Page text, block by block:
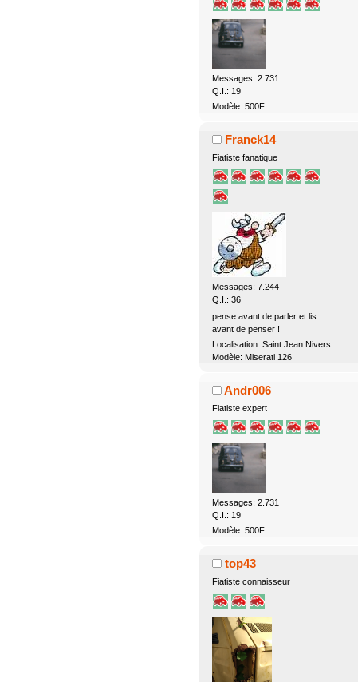
Messages: 2.731
Q.I.: 19
Modèle: 500F
Franck14
Fiatiste fanatique
Messages: 7.244
Q.I.: 36
pense avant de parler et lis
avant de penser !
Localisation: Saint Jean Nivers
Modèle: Miserati 126
Andr006
Fiatiste expert
Messages: 2.731
Q.I.: 19
Modèle: 500F
top43
Fiatiste connaisseur